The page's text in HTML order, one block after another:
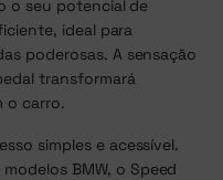
o seu potencial de
ideal para
poderosas. A sensação
transformará
o carro.
simples e acessível.
BMW, o Speed